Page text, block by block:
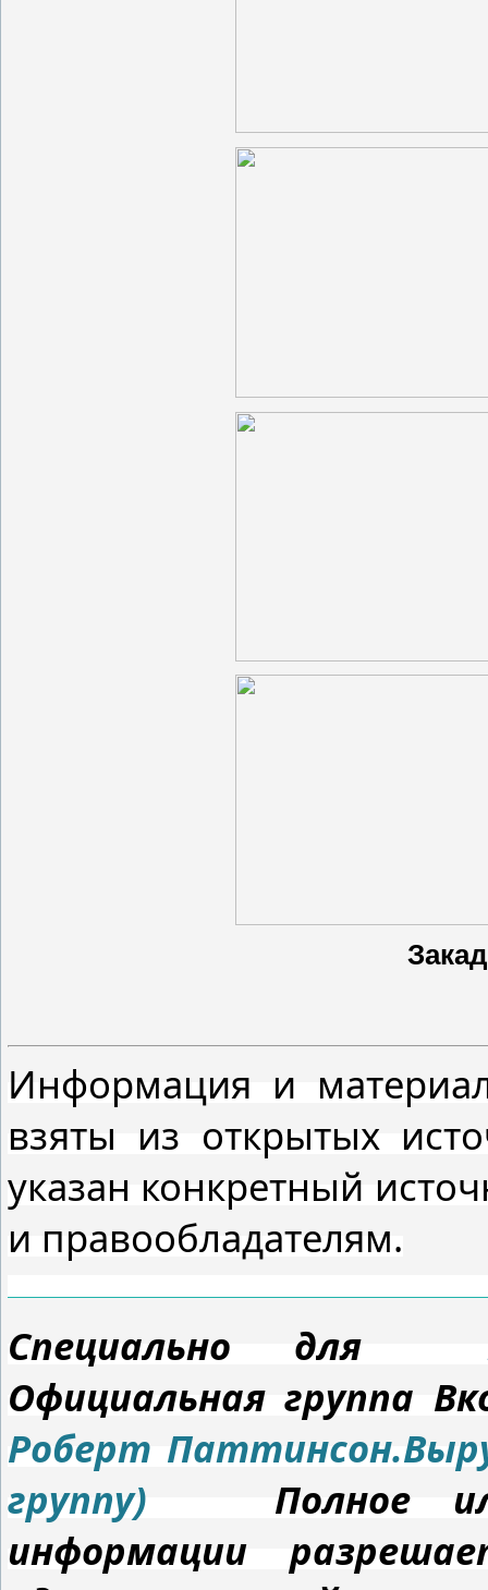
Информация и
взяты из открытых
указан конкретный
и правообладателям.
Специально для
Официальная группа
Роберт
группу) Полное или
информации